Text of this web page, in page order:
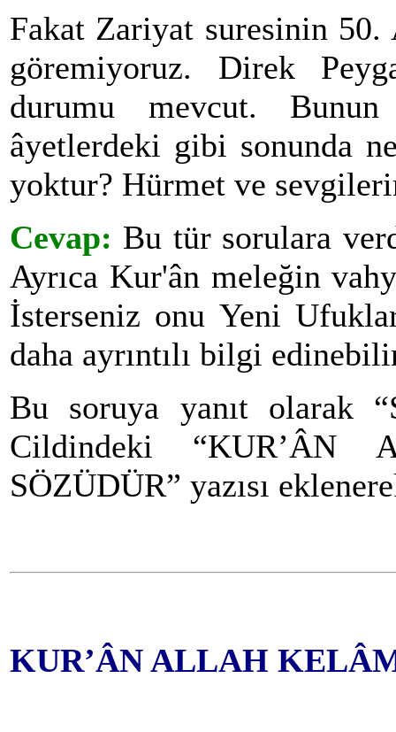
Fakat Zariyat suresinin
göremiyoruz. Direk
durumu mevcut.
âyetlerdeki gibi sonunda
yoktur? Hürmet ve
Cevap: Bu tür sorulara
Ayrıca Kur'ân meleğin
İsterseniz onu Yeni
daha ayrıntılı bilgi
Bu soruya yanıt olarak
Cildindeki “KUR’ÂN
SÖZÜDÜR” yazısı
KUR’ÂN ALLAH